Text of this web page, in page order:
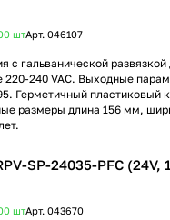
штАрт. 046107
с гальванической
220-240 VAC. Выходные
Герметичный пластиковый
размеры длина 156 мм,
SP-24035-PFC
штАрт. 043670